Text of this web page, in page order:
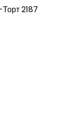
2187